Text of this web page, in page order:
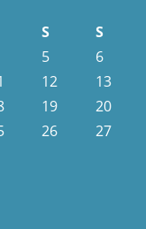
S
S
5
6
12
13
19
20
26
27